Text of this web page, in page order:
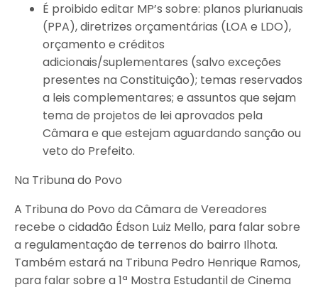
É proibido editar MP’s sobre: planos plurianuais
(PPA), diretrizes orçamentárias (LOA e LDO),
orçamento e créditos
adicionais/suplementares (salvo exceções
presentes na Constituição); temas reservados
a leis complementares; e assuntos que sejam
tema de projetos de lei aprovados pela
Câmara e que estejam aguardando sanção ou
veto do Prefeito.
Na Tribuna do Povo
A Tribuna do Povo da Câmara de Vereadores
recebe o cidadão Édson Luiz Mello, para falar sobre
a regulamentação de terrenos do bairro Ilhota.
Também estará na Tribuna Pedro Henrique Ramos,
para falar sobre a 1ª Mostra Estudantil de Cinema